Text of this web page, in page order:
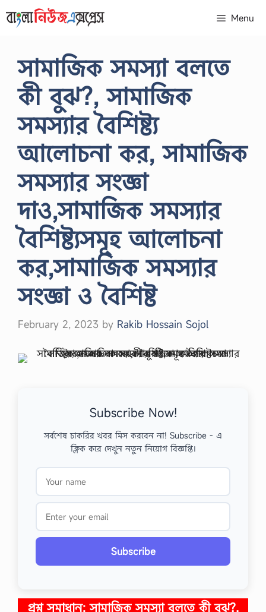
to
Menu
সামাজিক সমস্যা বলতে
কী বুঝ?, সামাজিক
সমস্যার বৈশিষ্ট্য
আলোচনা কর, সামাজিক
সমস্যার সংজ্ঞা
দাও,সামাজিক সমস্যার
বৈশিষ্ট্যসমূহ আলোচনা
কর,সামাজিক সমস্যার
সংজ্ঞা ও বৈশিষ্ট
February 2, 2023 by Rakib Hossain Sojol
Subscribe Now!
সর্বশেষ চাকরির খবর মিস করবেন না! Subscribe - এ
ক্লিক করে দেখুন নতুন নিয়োগ বিজ্ঞপ্তি।
Subscribe
প্রশ্ন সমাধান:সামাজিক সমস্যা বলতে কী বুঝ?,